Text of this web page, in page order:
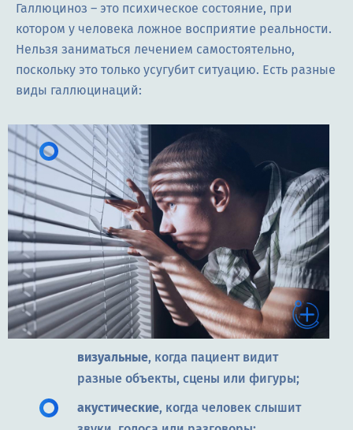
Галлюциноз – это психическое состояние, при
котором у человека ложное восприятие реальности.
Нельзя заниматься лечением самостоятельно,
поскольку это только усугубит ситуацию. Есть разные
виды галлюцинаций:
визуальные, когда пациент видит
разные объекты, сцены или фигуры;
акустические, когда человек слышит